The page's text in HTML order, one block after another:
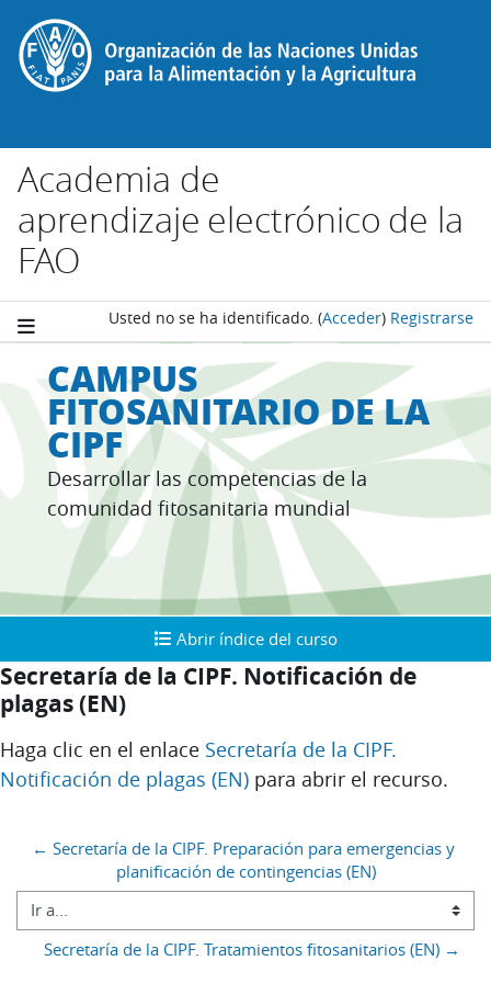
Salta al contenido principal
Academia de
aprendizaje electrónico de la
FAO
Usted no se ha identificado. (Acceder) Registrarse
CAMPUS
FITOSANITARIO DE LA
CIPF
Desarrollar las competencias de la
comunidad fitosanitaria mundial
Abrir índice del curso
Abrir índice del curso
Secretaría de la CIPF. Notificación de
plagas (EN)
Requisitos de finalización
Haga clic en el enlace Secretaría de la CIPF.
Notificación de plagas (EN) para abrir el recurso.
← Secretaría de la CIPF. Preparación para emergencias y
planificación de contingencias (EN)
Ir a...
Secretaría de la CIPF. Tratamientos fitosanitarios (EN) →